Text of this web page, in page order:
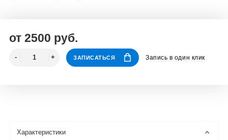
от 2500 руб.
ЗАПИСАТЬСЯ Запись в один клик
Характеристики